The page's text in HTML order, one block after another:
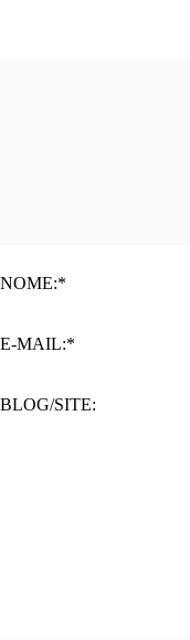
NOME:*
E-MAIL:*
BLOG/SITE: